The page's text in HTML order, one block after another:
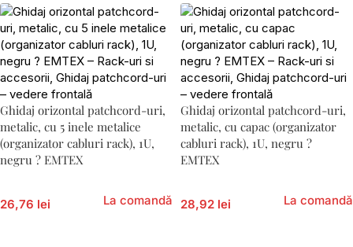
Ghidaj orizontal patchcord-uri,
metalic, cu 5 inele metalice
(organizator cabluri rack), 1U,
negru ? EMTEX
26,76 lei La comandă
Ghidaj orizontal patchcord-uri,
metalic, cu capac (organizator
cabluri rack), 1U, negru ?
EMTEX
28,92 lei La comandă